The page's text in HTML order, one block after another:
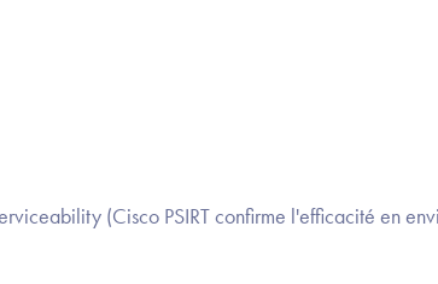
(Cisco PSIRT confirme l'efficacité en